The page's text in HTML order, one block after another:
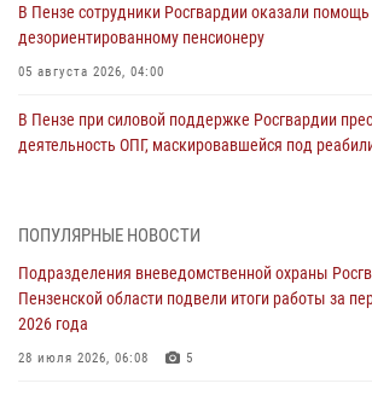
В Пензе сотрудники Росгвардии оказали помощь
дезориентированному пенсионеру
05 августа 2026, 04:00
В Пензе при силовой поддержке Росгвардии
деятельность ОПГ, маскировавшейся под
работы за первое полугодие 2026 года
Росгвардия обеспечила безопасность
ПОПУЛЯРНЫЕ НОВОСТИ
Подразделения вневедомственной охраны
Пензенской области подвели итоги работы за
2026 года
28 июля 2026, 06:08 5